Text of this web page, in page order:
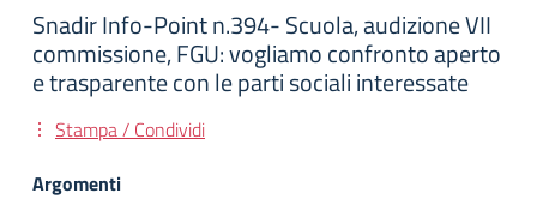
Snadir Info-Point n.394- Scuola, audizione VII
commissione, FGU: vogliamo confronto aperto
e trasparente con le parti sociali interessate
Stampa / Condividi
Argomenti